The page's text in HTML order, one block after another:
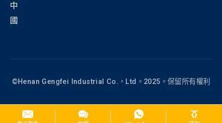
中
國
©Henan Gengfei Industrial Co.，Ltd。2025。保留所有權利